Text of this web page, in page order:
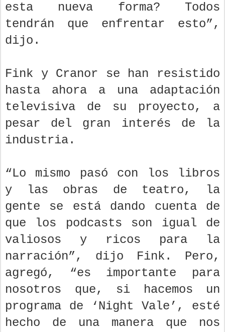
esta nueva forma? Todos
tendrán que enfrentar esto”,
dijo.
Fink y Cranor se han resistido
hasta ahora a una adaptación
televisiva de su proyecto, a
pesar del gran interés de la
industria.
“Lo mismo pasó con los libros
y las obras de teatro, la
gente se está dando cuenta de
que los podcasts son igual de
valiosos y ricos para la
narración”, dijo Fink. Pero,
agregó, “es importante para
nosotros que, si hacemos un
programa de ‘Night Vale’, esté
hecho de una manera que nos